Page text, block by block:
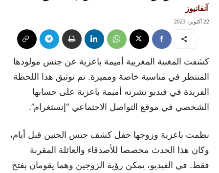
آنفانيوز
22 أكتوبر، 2023
كشفت المغنية المغربية أميمة باعزية عن جنس مولودها
المنتظر في مناسبة خاصة ومميزة. تم توثيق هذا اللحظة
الفريدة في فيديو نشرته أميمة باعزية على حسابها
الشخصي في موقع التواصل الاجتماعي “إنستغرام”.
نظمت باعزية وزوجها حفل كشف جنس الجنين قبل أيام،
وكان هذا الحدث مخصصا للأصدقاء والعائلة المقربة
فقط. في الفيديو، يمكن رؤية الزوجين وهما يقومان بفتح